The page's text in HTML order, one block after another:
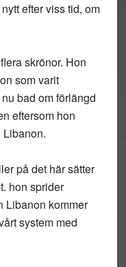
efter viss tid, om
skrönor. Hon
som varit
bad om förlängd
eftersom hon
på det här sätter
hon sprider
Libanon kommer
system med